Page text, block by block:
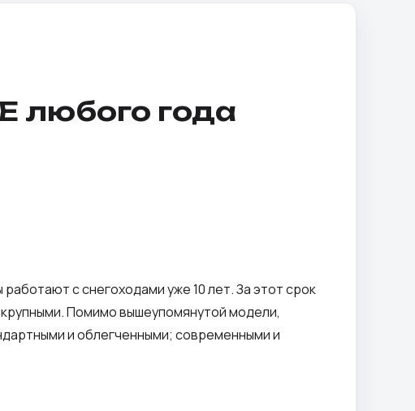
любого года
с снегоходами уже 10 лет. За этот срок
Помимо вышеупомянутой модели,
и облегченными; современными и